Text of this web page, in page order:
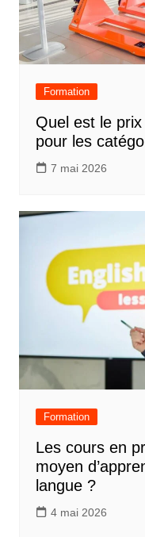
Formation
Quel est le
pour les
7 mai 2026
Formation
Les cours en
moyen
langue ?
4 mai 2026